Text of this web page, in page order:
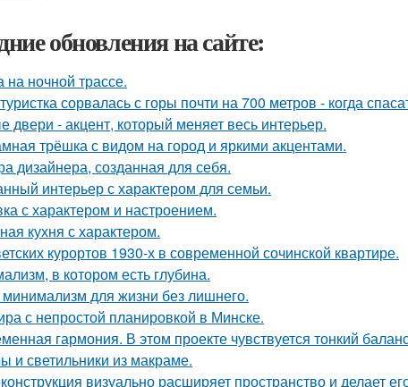
обновления на сайте:
на ночной трассе.
сорвалась с горы почти на 700 метров - когда
двери - акцент, который меняет весь интерьер.
трёшка с видом на город и яркими акцентами.
дизайнера, созданная для себя.
интерьер с характером для семьи.
с характером и настроением.
кухня с характером.
курортов 1930-х в современной сочинской квартире.
в котором есть глубина.
для жизни без лишнего.
с непростой планировкой в Минске.
гармония. В этом проекте чувствуется тонкий
и светильники из макраме.
визуально расширяет пространство и делает